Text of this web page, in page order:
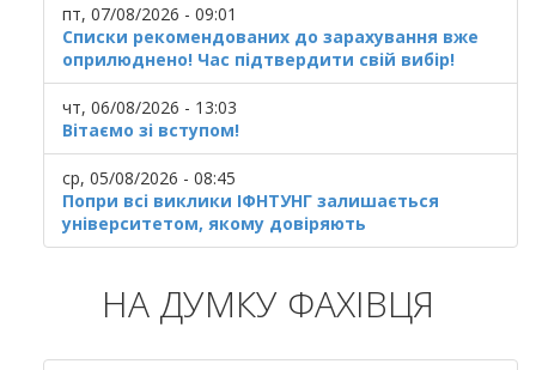
пт, 07/08/2026 - 09:01
Списки рекомендованих до зарахування вже
оприлюднено! Час підтвердити свій вибір!
чт, 06/08/2026 - 13:03
Вітаємо зі вступом!
ср, 05/08/2026 - 08:45
Попри всі виклики ІФНТУНГ залишається
університетом, якому довіряють
НА ДУМКУ ФАХІВЦЯ